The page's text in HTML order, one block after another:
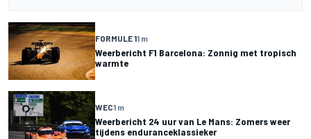
FORMULE 11 m
Weerbericht F1 Barcelona: Zonnig met tropisch
warmte
WEC1 m
Weerbericht 24 uur van Le Mans: Zomers weer
tijdens enduranceklassieker